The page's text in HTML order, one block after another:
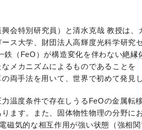
会特別研究員）と清水克哉 教授は、
ス大学、財団法人高輝度光科学研究
鉄（FeO）が構造変化を伴わない絶縁
メカニズムによるものであることを
両手法を用いて、世界で初めて発見し
温度条件で存在しうるFeOの金属転
ます。また、固体物性物理の分野に
磁気的な相互作用が強い状態（強相